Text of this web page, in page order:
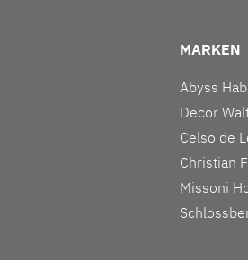
MARKEN
Abyss
Decor
Celso de
Christian
Missoni